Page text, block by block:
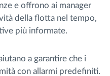
e offrono ai manager
della flotta nel tempo,
più informate.
a garantire che i
con allarmi predefiniti.